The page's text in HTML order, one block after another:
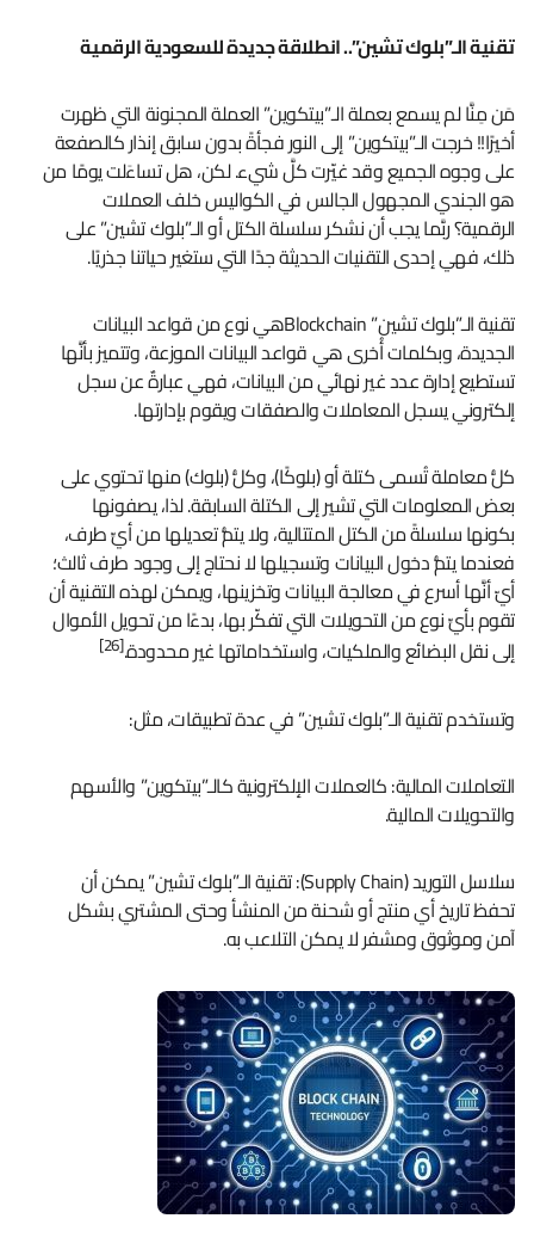
تقنية الـ”بلوك تشين”.. انطلاقة جديدة للسعودية الرقمية
مَن مِنَّا لم يسمع بعملة الـ”بيتكوين” العملة المجنونة التي ظهرت
أخيرًا!! خرجت الـ”بيتكوين” إلى النور فجأةً بدون سابق إنذار كالصفعة
على وجوه الجميع وقد غيّرت كلَّ شيء. لكن، هل تساءَلت يومًا من
هو الجندي المجهول الجالس في الكواليس خلف العملات
الرقمية؟ ربَّما يجب أن نشكر سلسلة الكتل أو الـ”بلوك تشين” على
ذلك، فهي إحدى التقنيات الحديثة جدًا التي ستغير حياتنا جذريًا.
تقنية الـ”بلوك تشين” Blockchainهي نوع من قواعد البيانات
الجديدة، وبكلمات أُخرى هي قواعد البيانات الموزعة، وتتميز بأنَّها
تستطيع إدارة عدد غير نهائي من البيانات، فهي عبارةٌ عن سجل
إلكتروني يسجل المعاملات والصفقات ويقوم بإدارتها.
كلُّ معاملة تُسمى كتلة أو (بلوكًا)، وكلُّ (بلوك) منها تحتوي على
بعض المعلومات التي تشير إلى الكتلة السابقة. لذا، يصفونها
بكونها سلسلةً من الكتل المتتالية، ولا يتمُّ تعديلها من أيِّ طرف،
فعندما يتمُّ دخول البيانات وتسجيلها لا نحتاج إلى وجود طرف ثالث؛
أيّ أنَّها أسرع في معالجة البيانات وتخزينها، ويمكن لهذه التقنية أن
تقوم بأيِّ نوع من التحويلات التي تفكّر بها، بدءًا من تحويل الأموال
إلى نقل البضائع والملكيات، واستخداماتها غير محدودة.[26]
وتستخدم تقنية الـ”بلوك تشين” في عدة تطبيقات، مثل:
التعاملات المالية: كالعملات الإلكترونية كالـ”بيتكوين” والأسهم
والتحويلات المالية.
سلاسل التوريد (Supply Chain): تقنية الـ”بلوك تشين” يمكن أن
تحفظ تاريخ أي منتج أو شحنة من المنشأ وحتى المشتري بشكل
آمن وموثوق ومشفر لا يمكن التلاعب به.